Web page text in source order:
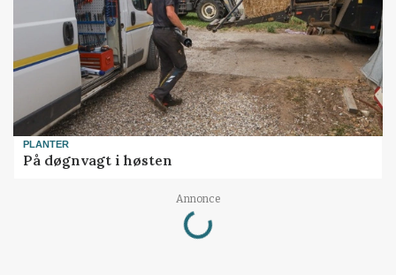
PLANTER
På døgnvagt i høsten
Annonce
Loading...